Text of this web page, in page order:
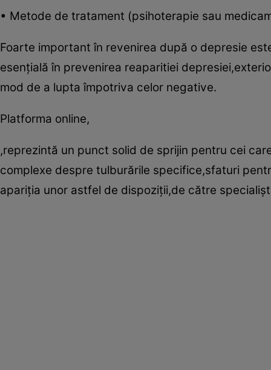
• Metode de tratament (psihoterapie sau
Foarte important în revenirea după o depresie
esenţială în prevenirea reaparitiei
mod de a lupta împotriva celor negative.
Platforma online,
,reprezintă un punct solid de sprijin pentru cei
complexe despre tulburările specifice,sfaturi
apariţia unor astfel de dispoziţii,de către